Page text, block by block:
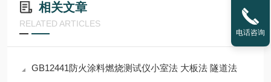
相关文章
RELATED ARTICLES
GB12441防火涂料燃烧测试仪小室法 大板法 隧道法
电话咨询